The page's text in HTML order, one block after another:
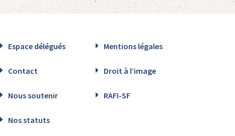
Espace délégués Mentions légales
Contact Droit à l’image
Nous soutenir RAFI-SF
Nos statuts